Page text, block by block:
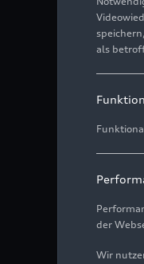
als
der
Wir